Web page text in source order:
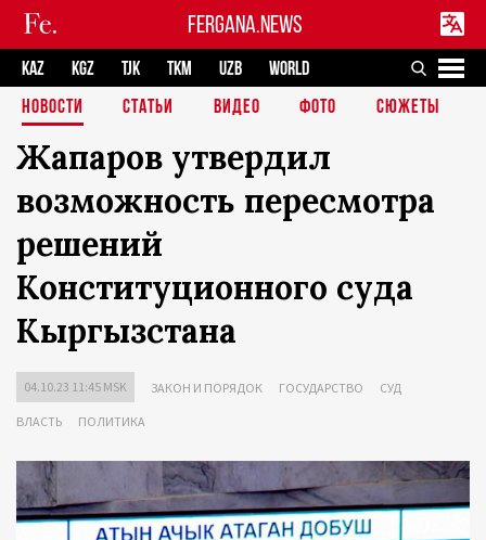
FERGANA.NEWS
KAZ KGZ TJK TKM UZB
WORLD
НОВОСТИ
СТАТЬИ ВИДЕО ФОТО СЮЖЕТЫ
Жапаров утвердил
возможность пересмотра
решений
Конституционного суда
Кыргызстана
04.10.23 11:45 MSK ЗАКОН И ПОРЯДОК ГОСУДАРСТВО СУД
ВЛАСТЬ ПОЛИТИКА